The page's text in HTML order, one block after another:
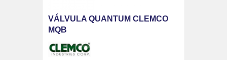
VÁLVULA QUANTUM CLEMCO
MQB